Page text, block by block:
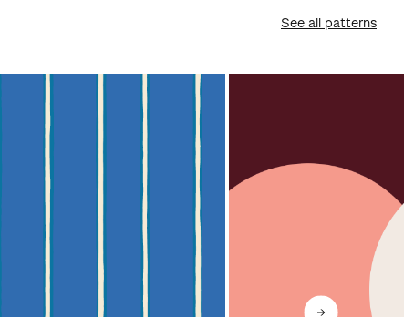
See all patterns